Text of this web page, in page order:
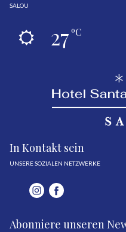
SALOU
27ºC
In Kontakt sein
UNSERE SOZIALEN NETZWERKE
Abonniere unseren